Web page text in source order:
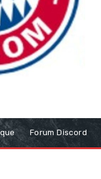
Forum Discord